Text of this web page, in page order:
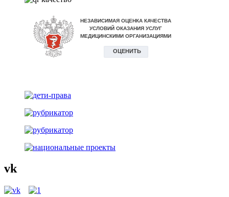
vk